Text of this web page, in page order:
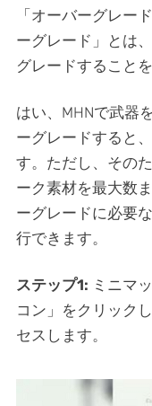
「オーバーグレー
ーグレード」とは
グレードすること
はい、MHNで武器
ーグレードすると
す。ただし、その
ーク素材を最大数
ーグレードに必要
行できます。
ステップ1: ミニマ
コン」をクリック
セスします。